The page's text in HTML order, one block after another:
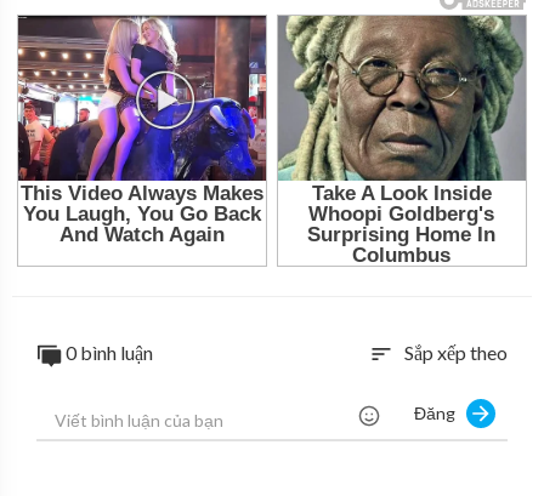
0 bình luận sort Sắp xếp theo
Đăng